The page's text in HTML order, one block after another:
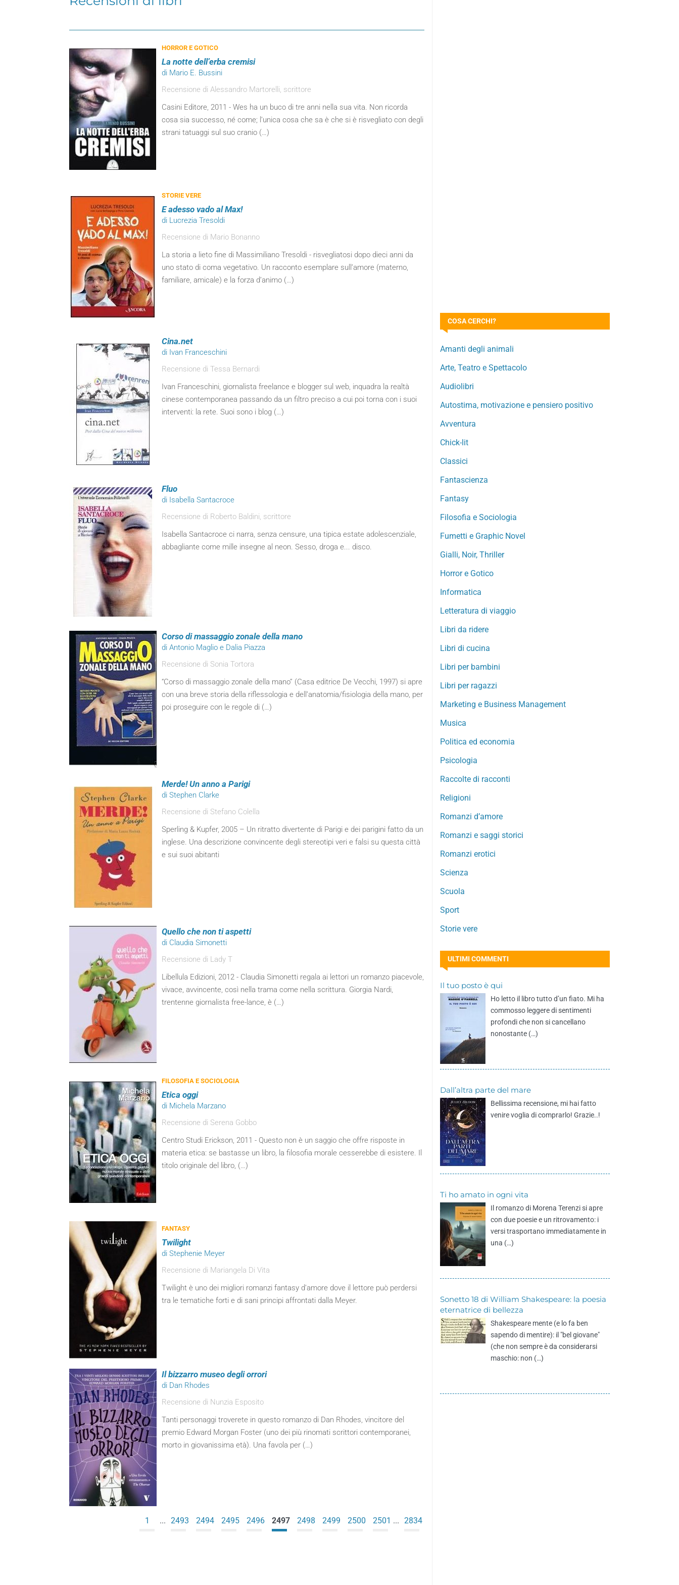
HORROR E GOTICO
La notte dell’erba cremisi
di Mario E. Bussini
Recensione di Alessandro Martorelli, scrittore
Casini Editore, 2011 - Wes ha un buco di tre anni nella sua vita. Non ricorda
cosa sia successo, né come; l’unica cosa che sa è che si è risvegliato con degli
strani tatuaggi sul suo cranio (…)
STORIE VERE
E adesso vado al Max!
di Lucrezia Tresoldi
Recensione di Mario Bonanno
La storia a lieto fine di Massimiliano Tresoldi - risvegliatosi dopo dieci anni da
uno stato di coma vegetativo. Un racconto esemplare sull’amore (materno,
familiare, amicale) e la forza d’animo (…)
Cina.net
di Ivan Franceschini
Recensione di Tessa Bernardi
Ivan Franceschini, giornalista freelance e blogger sul web, inquadra la realtà
cinese contemporanea passando da un filtro preciso a cui poi torna con i suoi
interventi: la rete. Suoi sono i blog (…)
Fluo
di Isabella Santacroce
Recensione di Roberto Baldini, scrittore
Isabella Santacroce ci narra, senza censure, una tipica estate adolescenziale,
abbagliante come mille insegne al neon. Sesso, droga e... disco.
Corso di massaggio zonale della mano
di Antonio Maglio e Dalia Piazza
Recensione di Sonia Tortora
“Corso di massaggio zonale della mano” (Casa editrice De Vecchi, 1997) si apre
con una breve storia della riflessologia e dell’anatomia/fisiologia della mano, per
poi proseguire con le regole di (…)
Merde! Un anno a Parigi
di Stephen Clarke
Recensione di Stefano Colella
Sperling & Kupfer, 2005 – Un ritratto divertente di Parigi e dei parigini fatto da un
inglese. Una descrizione convincente degli stereotipi veri e falsi su questa città
e sui suoi abitanti
Quello che non ti aspetti
di Claudia Simonetti
Recensione di Lady T
Libellula Edizioni, 2012 - Claudia Simonetti regala ai lettori un romanzo piacevole,
vivace, avvincente, così nella trama come nella scrittura. Giorgia Nardi,
trentenne giornalista free-lance, è (…)
FILOSOFIA E SOCIOLOGIA
Etica oggi
di Michela Marzano
Recensione di Serena Gobbo
Centro Studi Erickson, 2011 - Questo non è un saggio che offre risposte in
materia etica: se bastasse un libro, la filosofia morale cesserebbe di esistere. Il
titolo originale del libro, (…)
FANTASY
Twilight
di Stephenie Meyer
Recensione di Mariangela Di Vita
Twilight è uno dei migliori romanzi fantasy d’amore dove il lettore può perdersi
tra le tematiche forti e di sani principi affrontati dalla Meyer.
Il bizzarro museo degli orrori
di Dan Rhodes
Recensione di Nunzia Esposito
Tanti personaggi troverete in questo romanzo di Dan Rhodes, vincitore del
premio Edward Morgan Foster (uno dei più rinomati scrittori contemporanei,
morto in giovanissima età). Una favola per (…)
1 ... 2493 2494 2495 2496 2497 2498 2499 2500 2501 ... 2834
COSA CERCHI?
Amanti degli animali
Arte, Teatro e Spettacolo
Audiolibri
Autostima, motivazione e pensiero positivo
Avventura
Chick-lit
Classici
Fantascienza
Fantasy
Filosofia e Sociologia
Fumetti e Graphic Novel
Gialli, Noir, Thriller
Horror e Gotico
Informatica
Letteratura di viaggio
Libri da ridere
Libri di cucina
Libri per bambini
Libri per ragazzi
Marketing e Business Management
Musica
Politica ed economia
Psicologia
Raccolte di racconti
Religioni
Romanzi d’amore
Romanzi e saggi storici
Romanzi erotici
Scienza
Scuola
Sport
Storie vere
ULTIMI COMMENTI
Il tuo posto è qui
Ho letto il libro tutto d’un fiato. Mi ha
commosso leggere di sentimenti
profondi che non si cancellano
nonostante (…)
Dall’altra parte del mare
Bellissima recensione, mi hai fatto
venire voglia di comprarlo! Grazie..!
Ti ho amato in ogni vita
Il romanzo di Morena Terenzi si apre
con due poesie e un ritrovamento: i
versi trasportano immediatamente in
una (…)
Sonetto 18 di William Shakespeare: la poesia
eternatrice di bellezza
Shakespeare mente (e lo fa ben
sapendo di mentire): il "bel giovane"
(che non sempre è da considerarsi
maschio: non (…)